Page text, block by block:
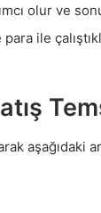
olur ve
para ile
aşağıdaki